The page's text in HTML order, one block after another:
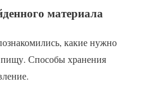
материала
какие нужно
пищу. Способы хранения